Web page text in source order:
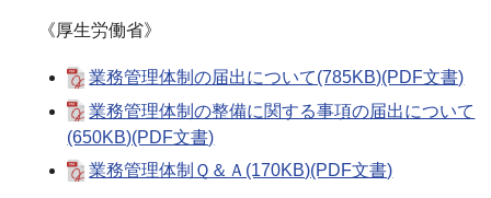
《厚生労働省》
業務管理体制の届出について(785KB)(PDF文書)
業務管理体制の整備に関する事項の届出について
(650KB)(PDF文書)
業務管理体制Ｑ＆Ａ(170KB)(PDF文書)